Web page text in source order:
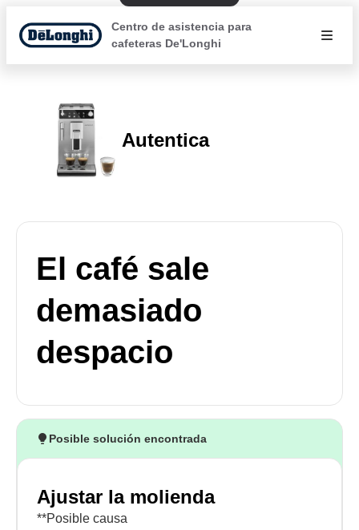
Centro de asistencia para
cafeteras De'Longhi
Autentica
El café sale
demasiado
despacio
Posible solución encontrada
Ajustar la molienda
**Posible causa